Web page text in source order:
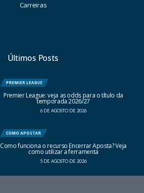
Carreiras
Últimos Posts
PREMIER LEAGUE
Premier League: veja as odds para o título da
temporada 2026/27
6 DE AGOSTO DE 2026
COMO APOSTAR
Como funciona o recurso Encerrar Aposta? Veja
como utilizar a ferramenta
5 DE AGOSTO DE 2026